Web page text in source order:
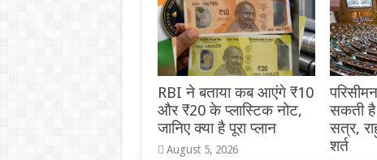
RBI ने बताया कब आएंगे ₹10
और ₹20 के प्लास्टिक नोट,
जानिए क्या है पूरा प्लान
August 5, 2026
सकती
सत्र,
शर्त